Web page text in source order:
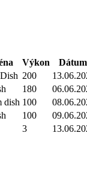
Výkon
200
180
dish 100
100
3